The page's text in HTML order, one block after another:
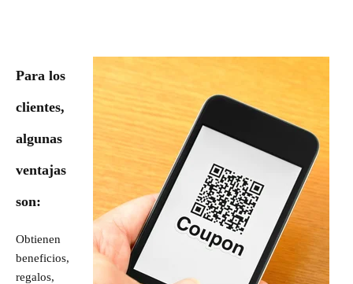
Para los
clientes,
algunas
ventajas
son:
Obtienen
beneficios,
regalos,